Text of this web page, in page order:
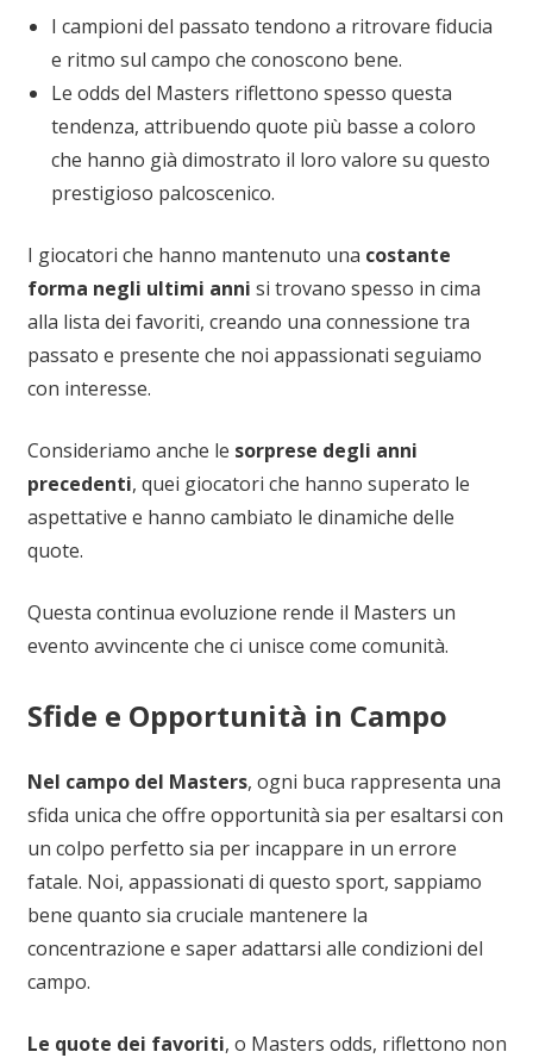
I campioni del passato tendono a ritrovare fiducia
e ritmo sul campo che conoscono bene.
Le odds del Masters riflettono spesso questa
tendenza, attribuendo quote più basse a coloro
che hanno già dimostrato il loro valore su questo
prestigioso palcoscenico.
I giocatori che hanno mantenuto una costante
forma negli ultimi anni si trovano spesso in cima
alla lista dei favoriti, creando una connessione tra
passato e presente che noi appassionati seguiamo
con interesse.
Consideriamo anche le sorprese degli anni
precedenti, quei giocatori che hanno superato le
aspettative e hanno cambiato le dinamiche delle
quote.
Questa continua evoluzione rende il Masters un
evento avvincente che ci unisce come comunità.
Sfide e Opportunità in Campo
Nel campo del Masters, ogni buca rappresenta una
sfida unica che offre opportunità sia per esaltarsi con
un colpo perfetto sia per incappare in un errore
fatale. Noi, appassionati di questo sport, sappiamo
bene quanto sia cruciale mantenere la
concentrazione e saper adattarsi alle condizioni del
campo.
Le quote dei favoriti, o Masters odds, riflettono non